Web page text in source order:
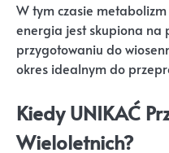
W tym czasie
energia jest skupiona na
przygotowaniu do
okres idealnym do
Kiedy UNIKAĆ
Wieloletnich?